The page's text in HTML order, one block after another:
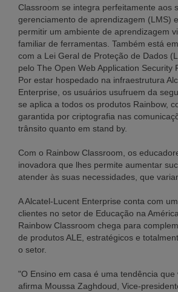
Classroom se integra perfeitamente aos
gerenciamento de aprendizagem (LMS)
permitir um ambiente de aprendizagem
familiar de ferramentas. Também está
com a Lei Geral de Proteção de Dados
pelo The Open Web Application Security
Por estar hospedado na infraestrutura
Enterprise, os usuários usufruem da
se aplica a todos os produtos Rainbow,
garantida por criptografia nas
trânsito quanto em stand by.
Com o Rainbow Classroom, os
inovadora que lhes permite aumentar
atender às suas necessidades, que
A Alcatel-Lucent Enterprise conta com
clientes no setor de Educação na
Rainbow Classroom chega para
de produtos ALE, estratégicos e
o setor.
"O Ensino em casa é uma tendência que
afirma Moussa Zaghdoud, Vice-